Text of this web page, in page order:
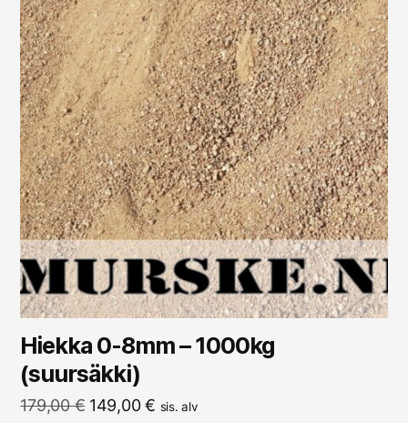
Hiekka 0-8mm – 1000kg
(suursäkki)
179,00€ Alkuperäinen
149,00€Nykyinen
sis. alv